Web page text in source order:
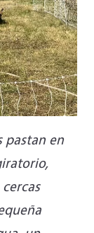
pastan en